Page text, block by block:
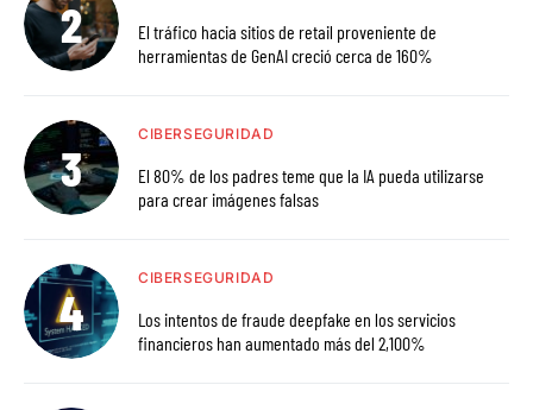
El tráfico hacia sitios de retail proveniente de
herramientas de GenAI creció cerca de 160%
CIBERSEGURIDAD
El 80% de los padres teme que la IA pueda utilizarse
para crear imágenes falsas
CIBERSEGURIDAD
Los intentos de fraude deepfake en los servicios
financieros han aumentado más del 2,100%